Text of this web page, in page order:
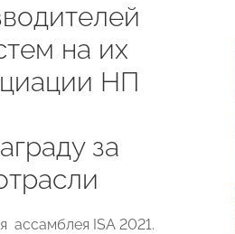
на их
НП
за
ассамблея ISA 2021.